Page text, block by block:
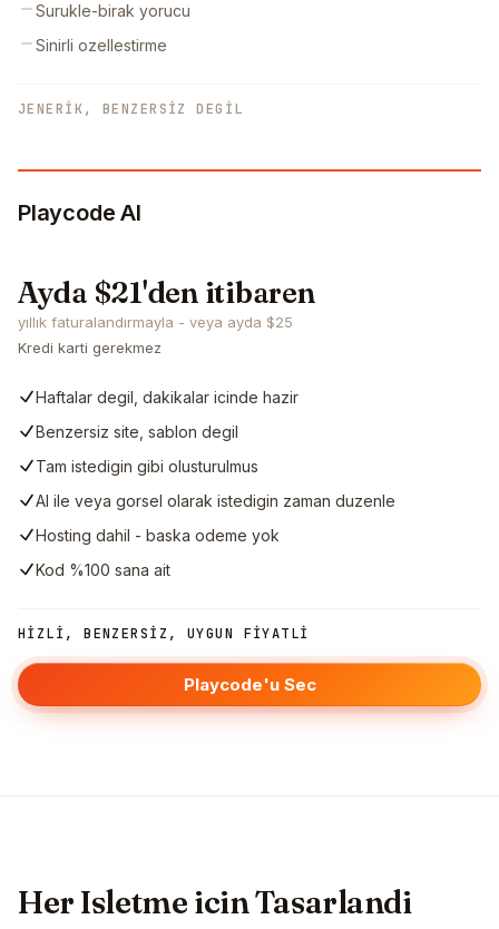
Surukle-birak yorucu
Sinirli ozellestirme
JENERIK, BENZERSIZ DEGIL
Playcode AI
Ayda $21'den itibaren
yıllık faturalandırmayla - veya ayda $25
Kredi karti gerekmez
Haftalar degil, dakikalar icinde hazir
Benzersiz site, sablon degil
Tam istedigin gibi olusturulmus
AI ile veya gorsel olarak istedigin zaman duzenle
Hosting dahil - baska odeme yok
Kod %100 sana ait
HIZLI, BENZERSIZ, UYGUN FIYATLI
Playcode'u Sec
Her Isletme icin Tasarlandi